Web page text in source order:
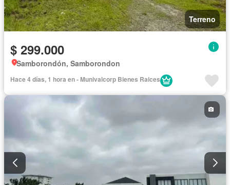
Terreno
$ 299.000
Samborondón, Samborondon
Hace 4 días, 1 hora en - Munivalcorp Bienes Raices